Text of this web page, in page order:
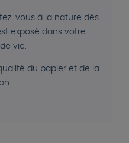
vous à la nature dès
exposé dans votre
vie.
du papier et de la